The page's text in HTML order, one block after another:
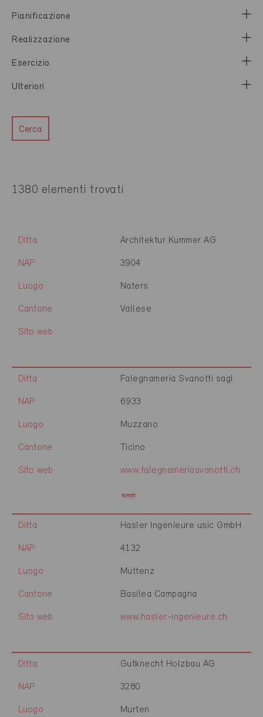
Pianificazione
Realizzazione
Esercizio
Ulteriori
Cerca
1380 elementi trovati
Ditta Architektur Kummer AG
NAP 3904
Luogo Naters
Cantone Vallese
Sito web
Ditta Falegnameria Svanotti sagl
NAP 6933
Luogo Muzzano
Cantone Ticino
Sito web www.falegnameriasvanotti.ch
Ditta Hasler Ingenieure usic GmbH
NAP 4132
Luogo Muttenz
Cantone Basilea Campagna
Sito web www.hasler-ingenieure.ch
Ditta Gutknecht Holzbau AG
NAP 3280
Luogo Murten